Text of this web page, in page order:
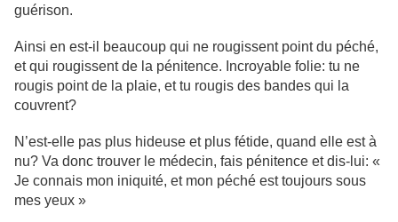
guérison.
Ainsi en est-il beaucoup qui ne rougissent point du péché,
et qui rougissent de la pénitence. Incroyable folie: tu ne
rougis point de la plaie, et tu rougis des bandes qui la
couvrent?
N’est-elle pas plus hideuse et plus fétide, quand elle est à
nu? Va donc trouver le médecin, fais pénitence et dis-lui: «
Je connais mon iniquité, et mon péché est toujours sous
mes yeux »